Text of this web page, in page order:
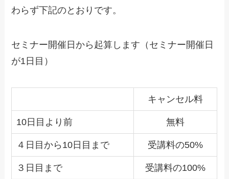
わらず下記のとおりです。
セミナー開催日から起算します（セミナー開催日
が1日目）
キャンセル料
10日目より前 無料
４日目から10日目まで 受講料の50%
３日目まで 受講料の100%